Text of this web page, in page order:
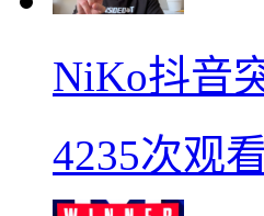
NiKo抖音
4235次观